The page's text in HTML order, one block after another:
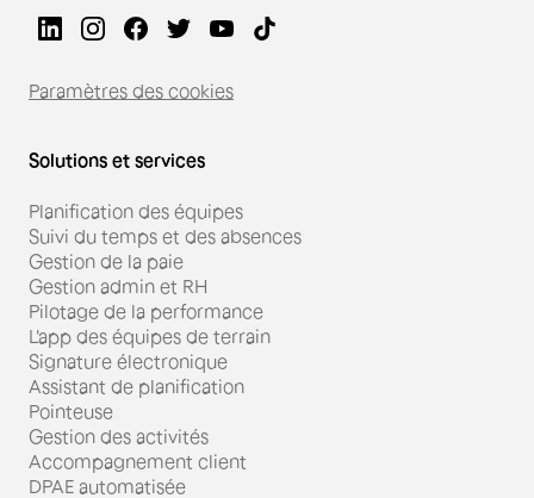
Paramètres des cookies
Solutions et services
Planification des équipes
Suivi du temps et des absences
Gestion de la paie
Gestion admin et RH
Pilotage de la performance
L'app des équipes de terrain
Signature électronique
Assistant de planification
Pointeuse
Gestion des activités
Accompagnement client
DPAE automatisée